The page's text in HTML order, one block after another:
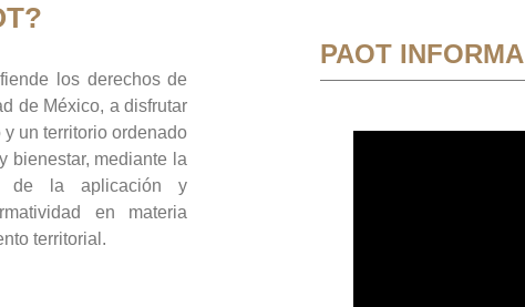
los derechos de
de México, a disfrutar
un territorio ordenado
bienestar, mediante la
de la aplicación y
en materia
territorial.
PAOT INFORMA